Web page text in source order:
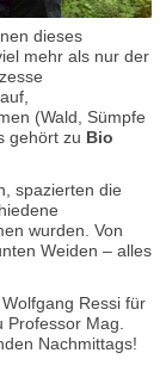
dieses
mehr als nur der
(Wald, Sümpfe
gehört zu Bio
spazierten die
wurden. Von
Weiden – alles
Ressi für
Professor Mag.
Nachmittags!